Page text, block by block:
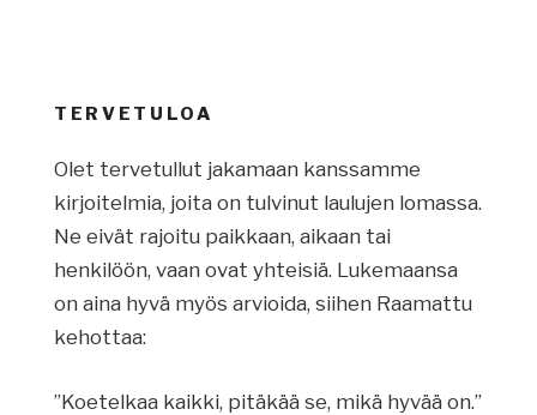
TERVETULOA
Olet tervetullut jakamaan kanssamme
kirjoitelmia, joita on tulvinut laulujen lomassa.
Ne eivät rajoitu paikkaan, aikaan tai
henkilöön, vaan ovat yhteisiä. Lukemaansa
on aina hyvä myös arvioida, siihen Raamattu
kehottaa:
”Koetelkaa kaikki, pitäkää se, mikä hyvää on.”